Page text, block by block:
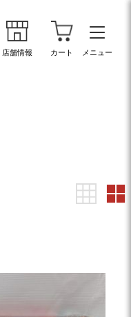
店舗情報 カート メニュー